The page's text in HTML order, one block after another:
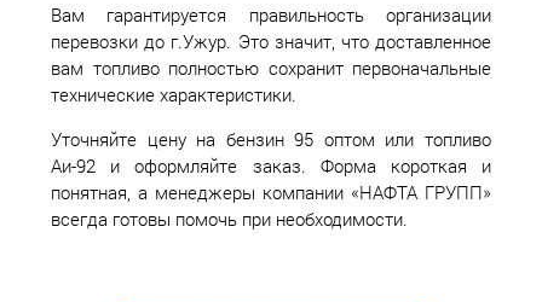
Вам гарантируется правильность организации
перевозки до г.Ужур. Это значит, что доставленное
вам топливо полностью сохранит первоначальные
технические характеристики.
Уточняйте цену на бензин 95 оптом или топливо
Аи-92 и оформляйте заказ. Форма короткая и
понятная, а менеджеры компании «НАФТА ГРУПП»
всегда готовы помочь при необходимости.